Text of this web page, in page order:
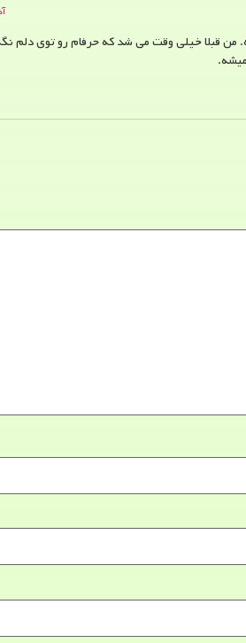
آذر
قبلا خیلی وقت می شد که حرفام رو توی دلم